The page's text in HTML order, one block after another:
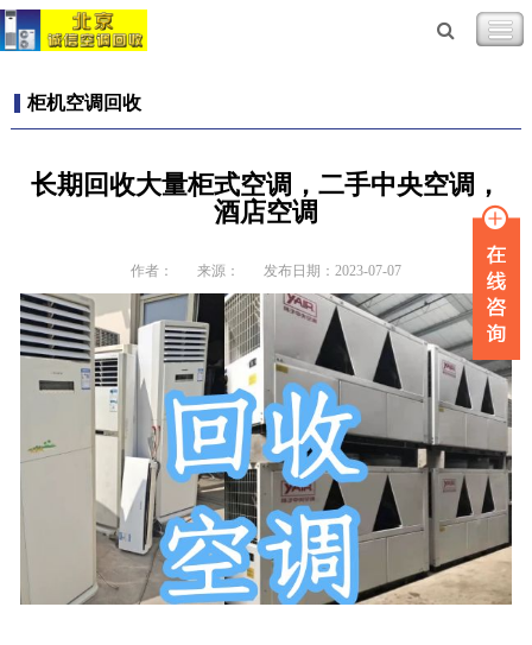
柜机空调回收
长期回收大量柜式空调，二手中央空调，
酒店空调
作者： 来源： 发布日期：2023-07-07